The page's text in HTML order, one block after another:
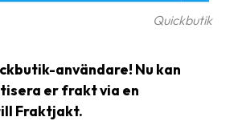
Quickbutik
användare! Nu kan
er frakt via en
Fraktjakt.